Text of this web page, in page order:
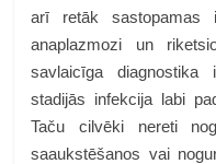
arī retāk sastopamas
anaplazmozi un
savlaicīga
stadijās infekcija labi
Taču cilvēki nereti
saaukstēšanos vai